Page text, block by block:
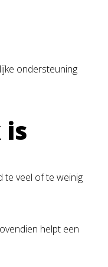
ondersteuning
te veel of te weinig
helpt een